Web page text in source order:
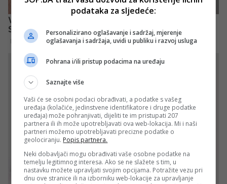
podataka za sljedeće:
Personalizirano oglašavanje i sadržaj, mjerenje
oglašavanja i sadržaja, uvidi u publiku i razvoj usluga
Pohrana i/ili pristup podacima na uređaju
Saznajte više
Vaši će se osobni podaci obrađivati, a podatke s vašeg
uređaja (kolačiće, jedinstvene identifikatore i druge podatke
uređaja) može pohranjivati, dijeliti te im pristupati 207
partnera ili ih može upotrebljavati ova web-lokacija. Mi i naši
partneri možemo upotrebljavati precizne podatke o
geolociranju. Popis partnera.
Neki dobavljači mogu obrađivati vaše osobne podatke na
temelju legitimnog interesa. Ako se ne slažete s tim, u
nastavku možete upravljati svojim opcijama. Potražite vezu pri
dnu ove stranice ili na izborniku web-lokacije za upravljanje